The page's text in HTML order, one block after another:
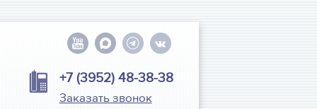
Заказать звонок
+7 (3952) 48-38-38